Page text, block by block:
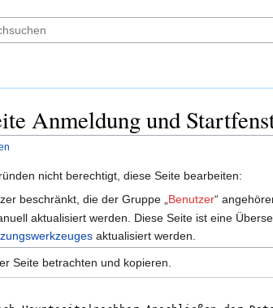
Anmeldung und
nicht berechtigt, diese Seite bearbeiten:
beschränkt, die der Gruppe „ Benutzer“
aktualisiert werden. Diese Seite ist eine
aktualisiert werden.
Seite betrachten und kopieren.